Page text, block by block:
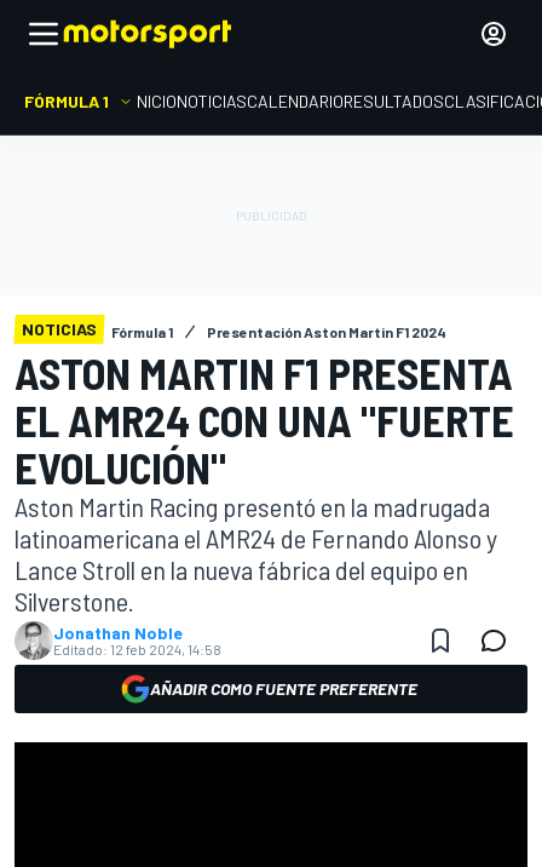
FÓRMULA 1 INICIONOTICIASCALENDARIORESULTADOS
NOTICIAS Fórmula 1 Presentación Aston Martin F1 2024
ASTON MARTIN F1 PRESENTA
EL AMR24 CON UNA "FUERTE
EVOLUCIÓN"
Aston Martin Racing presentó en la madrugada
latinoamericana el AMR24 de Fernando Alonso y
Lance Stroll en la nueva fábrica del equipo en
Silverstone.
Jonathan Noble
Editado: 12 feb 2024, 14:58
AÑADIR COMO FUENTE PREFERENTE